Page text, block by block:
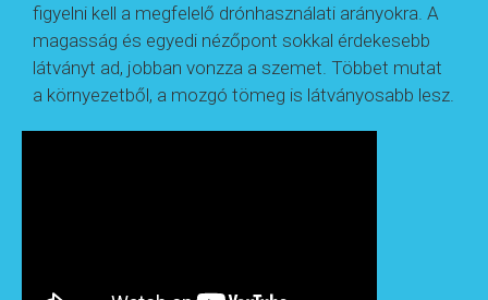
figyelni kell a megfelelő drónhasználati arányokra. A
magasság és egyedi nézőpont sokkal érdekesebb
látványt ad, jobban vonzza a szemet. Többet mutat
a környezetből, a mozgó tömeg is látványosabb lesz.